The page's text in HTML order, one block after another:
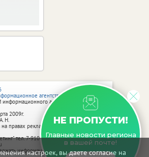
настроек, вы даете согласие на
НЕ ПРОПУСТИ!
Главные новости региона
в вашей почте!
агентство vRossii.ru
агентства vRossii.ru
2009г.
Н.
правах рекламы.
тел. 7-910-267-70-40,
информацию, не предназначенную